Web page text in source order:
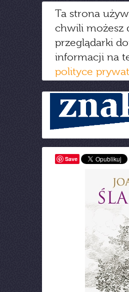
Ta strona
chwili możesz
przeglądarki
informacji na
polityce
Save